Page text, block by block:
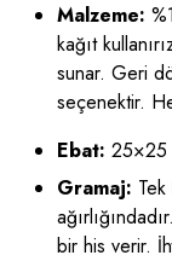
Malzeme:
kağıt
sunar. Geri
seçenektir.
Ebat: 25×25
Gramaj:
bir his verir.